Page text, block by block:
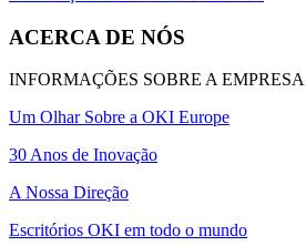
ACERCA DE NÓS
INFORMAÇÕES SOBRE A EMPRESA
Um Olhar Sobre a OKI Europe
30 Anos de Inovação
A Nossa Direção
Escritórios OKI em todo o mundo